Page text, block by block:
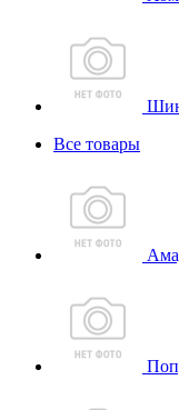
Все товары